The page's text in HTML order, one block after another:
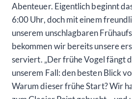
Abenteuer. Eigentlich beginnt
6:00 Uhr, doch mit einem
unserem unschlagbaren
bekommen wir bereits unsere
serviert. „Der frühe Vogel fängt
unserem Fall: den besten Blick
Warum dieser frühe Start? Wir